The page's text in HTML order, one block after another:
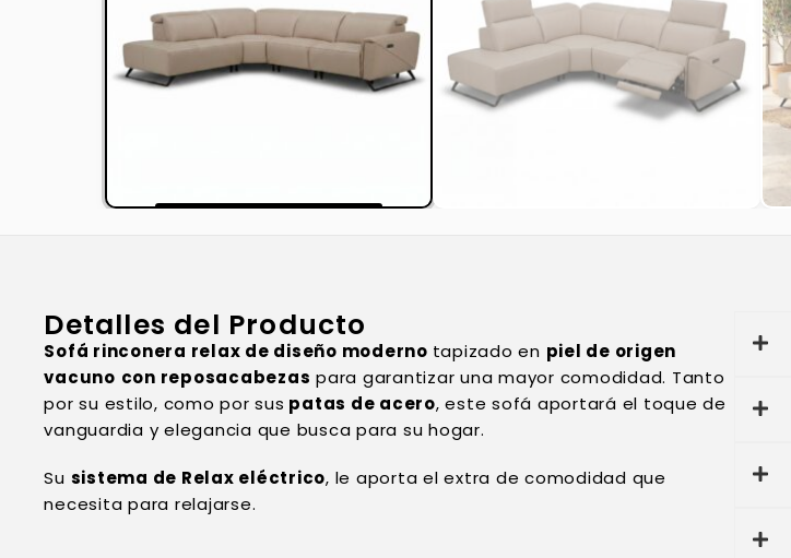
Detalles del Producto
Sofá rinconera relax de diseño moderno tapizado en piel de origen
vacuno con reposacabezas para garantizar una mayor comodidad. Tanto
por su estilo, como por sus patas de acero, este sofá aportará el toque de
vanguardia y elegancia que busca para su hogar.
Su sistema de Relax eléctrico, le aporta el extra de comodidad que
necesita para relajarse.